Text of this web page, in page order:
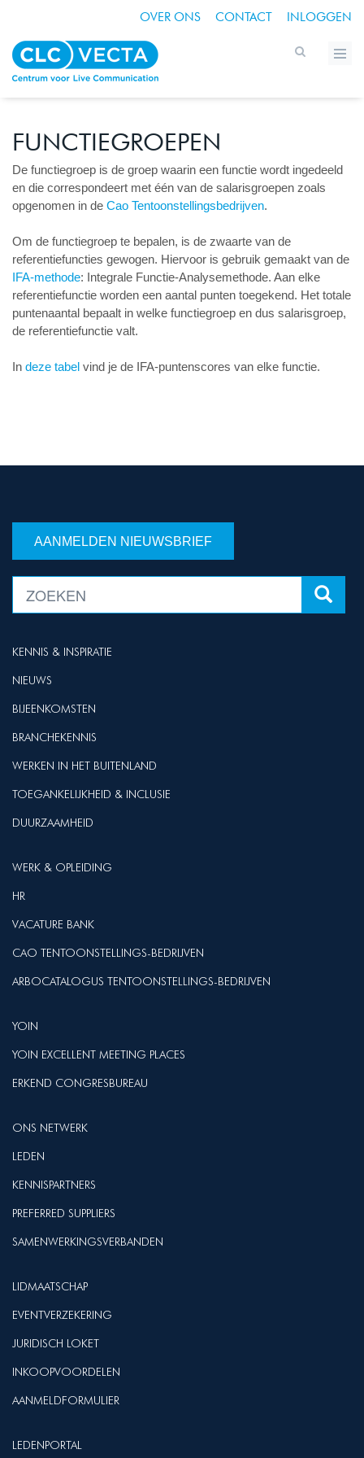
OVER ONS CONTACT INLOGGEN
FUNCTIEGROEPEN
De functiegroep is de groep waarin een functie wordt ingedeeld
en die correspondeert met één van de salarisgroepen zoals
opgenomen in de Cao Tentoonstellingsbedrijven.
Om de functiegroep te bepalen, is de zwaarte van de
referentiefuncties gewogen. Hiervoor is gebruik gemaakt van de
IFA-methode: Integrale Functie-Analysemethode. Aan elke
referentiefunctie worden een aantal punten toegekend. Het totale
puntenaantal bepaalt in welke functiegroep en dus salarisgroep,
de referentiefunctie valt.
In deze tabel vind je de IFA-puntenscores van elke functie.
AANMELDEN NIEUWSBRIEF
KENNIS & INSPIRATIE
NIEUWS
BIJEENKOMSTEN
BRANCHEKENNIS
WERKEN IN HET BUITENLAND
TOEGANKELIJKHEID & INCLUSIE
DUURZAAMHEID
WERK & OPLEIDING
HR
VACATURE BANK
CAO TENTOONSTELLINGS-BEDRIJVEN
ARBOCATALOGUS TENTOONSTELLINGS-BEDRIJVEN
YOIN
YOIN EXCELLENT MEETING PLACES
ERKEND CONGRESBUREAU
ONS NETWERK
LEDEN
KENNISPARTNERS
PREFERRED SUPPLIERS
SAMENWERKINGSVERBANDEN
LIDMAATSCHAP
EVENTVERZEKERING
JURIDISCH LOKET
INKOOPVOORDELEN
AANMELDFORMULIER
LEDENPORTAL